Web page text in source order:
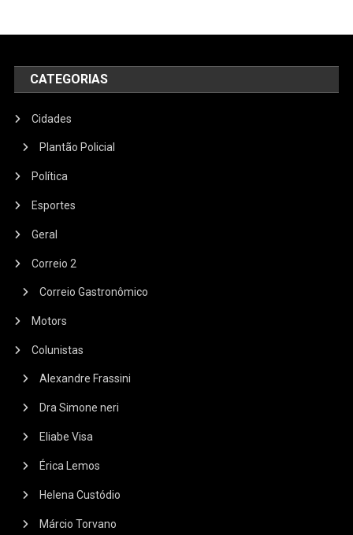
CATEGORIAS
Cidades
Plantão Policial
Política
Esportes
Geral
Correio 2
Correio Gastronômico
Motors
Colunistas
Alexandre Frassini
Dra Simone neri
Eliabe Visa
Érica Lemos
Helena Custódio
Márcio Torvano